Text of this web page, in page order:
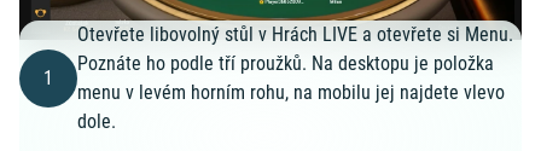
1
Otevřete libovolný stůl v Hrách LIVE a otevřete si Menu.
Poznáte ho podle tří proužků. Na desktopu je položka
menu v levém horním rohu, na mobilu jej najdete vlevo
dole.